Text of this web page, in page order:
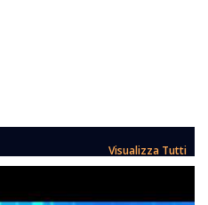
Visualizza Tutti